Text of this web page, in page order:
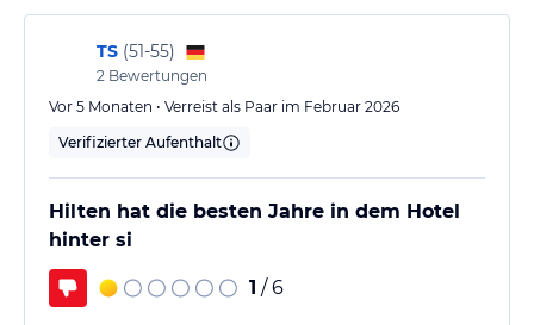
TS (51-55)
2 Bewertungen
Vor 5 Monaten • Verreist als Paar im Februar 2026
Verifizierter Aufenthalt
Hilten hat die besten Jahre in dem Hotel
hinter si
1 / 6